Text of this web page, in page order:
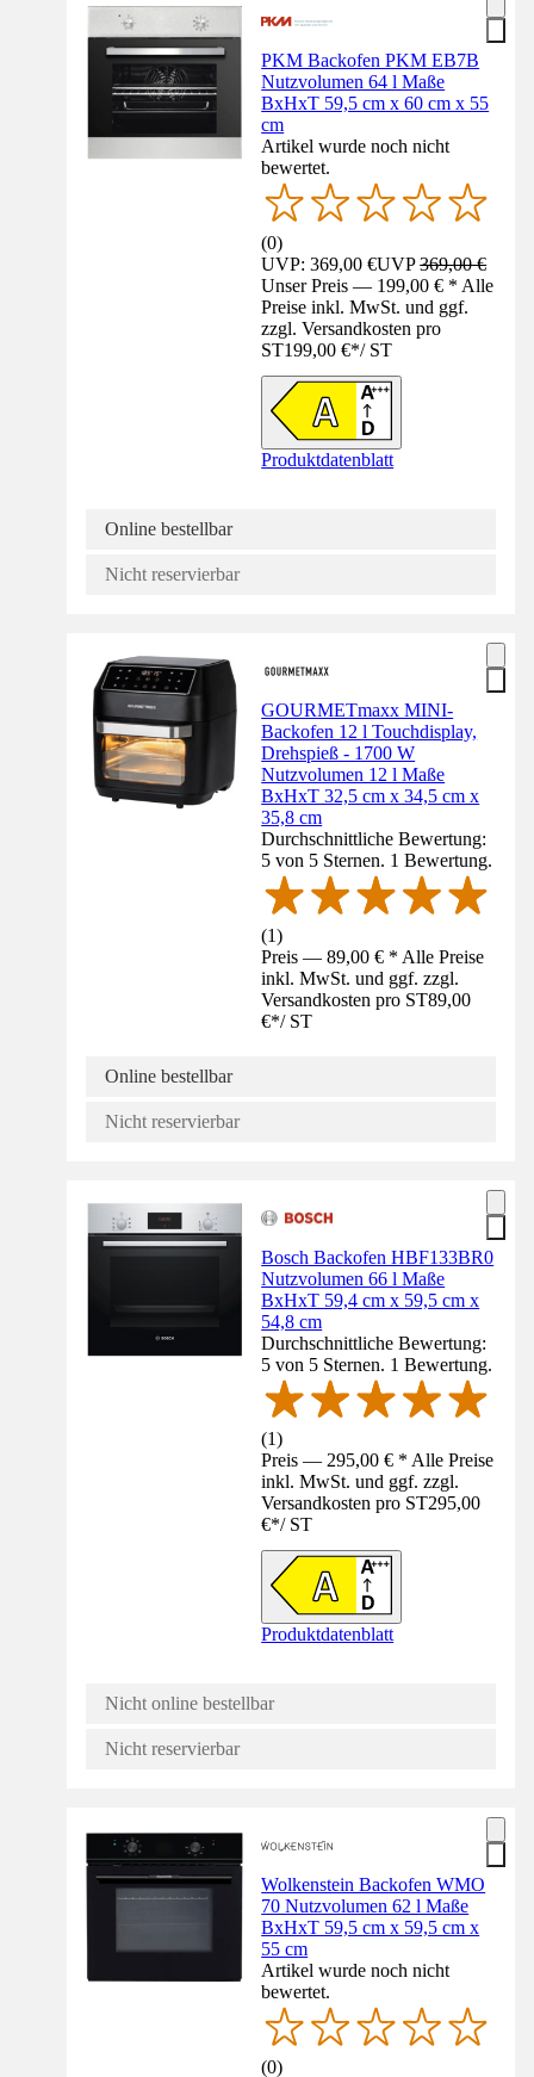
PKM Backofen PKM EB7B
Nutzvolumen 64 l Maße
BxHxT 59,5 cm x 60 cm x 55
cm
Artikel wurde noch nicht
bewertet.
(0)
UVP: 369,00 €UVP369,00 €
Unser Preis — 199,00 € * Alle
Preise inkl. MwSt. und ggf.
zzgl. Versandkosten pro
ST199,00 €*/ ST
Produktdatenblatt
Online bestellbar
Nicht reservierbar
GOURMETmaxx MINI-
Backofen 12 l Touchdisplay,
Drehspieß - 1700 W
Nutzvolumen 12 l Maße
BxHxT 32,5 cm x 34,5 cm x
35,8 cm
Durchschnittliche Bewertung:
5 von 5 Sternen. 1 Bewertung.
(1)
Preis — 89,00 € * Alle Preise
inkl. MwSt. und ggf. zzgl.
Versandkosten pro ST89,00
€*/ ST
Online bestellbar
Nicht reservierbar
Bosch Backofen HBF133BR0
Nutzvolumen 66 l Maße
BxHxT 59,4 cm x 59,5 cm x
54,8 cm
Durchschnittliche Bewertung:
5 von 5 Sternen. 1 Bewertung.
(1)
Preis — 295,00 € * Alle Preise
inkl. MwSt. und ggf. zzgl.
Versandkosten pro ST295,00
€*/ ST
Produktdatenblatt
Nicht online bestellbar
Nicht reservierbar
Wolkenstein Backofen WMO
70 Nutzvolumen 62 l Maße
BxHxT 59,5 cm x 59,5 cm x
55 cm
Artikel wurde noch nicht
bewertet.
(0)